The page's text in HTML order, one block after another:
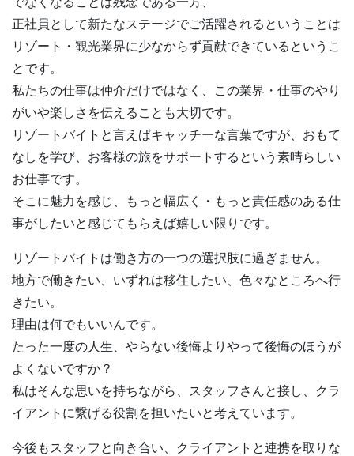
正社員として新たなステージでご活躍されるということは
リゾート・観光業界に少なからず貢献できているというこ
とです。
私たちの仕事は仲介だけではなく、この業界・仕事のやり
がいや楽しさを伝えることも大切です。
リゾートバイトと言えばキャッチーな言葉ですが、おもて
なしを学び、お客様の旅をサポートするという素晴らしい
お仕事です。
そこに魅力を感じ、もっと幅広く・もっと責任感のある仕
事がしたいと感じてもらえば嬉しい限りです。
リゾートバイトは働き方の一つの選択肢に過ぎません。
地方で働きたい、いずれは移住したい、色々なところへ行
きたい。
理由は何でもいいんです。
たった一度の人生、やらない後悔よりやって後悔のほうが
よくないですか？
私はそんな思いを持ちながら、スタッフさんと接し、クラ
イアントに繋げる役割を担いたいと考えています。
今後もスタッフと向き合い、クライアントと連携を取りな